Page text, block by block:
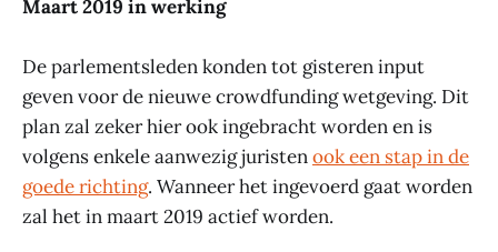
Maart 2019 in werking
De parlementsleden konden tot gisteren input
geven voor de nieuwe crowdfunding wetgeving. Dit
plan zal zeker hier ook ingebracht worden en is
volgens enkele aanwezig juristenook een stap in de
goede richting. Wanneer het ingevoerd gaat worden
zal het in maart 2019 actief worden.